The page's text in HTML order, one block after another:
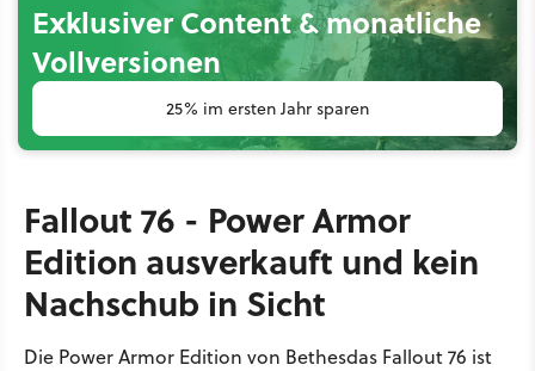
Exklusiver Content & monatliche
Vollversionen
25% im ersten Jahr sparen
Fallout 76 - Power Armor
Edition ausverkauft und kein
Nachschub in Sicht
Die Power Armor Edition von Bethesdas Fallout 76 ist